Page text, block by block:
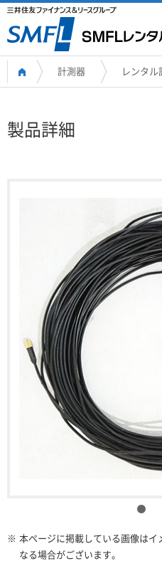
計測器 レンタ
製品詳細
※ 本ページに掲載している画像は
なる場合がございます。